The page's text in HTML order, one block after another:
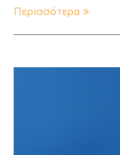
Περισσότερα